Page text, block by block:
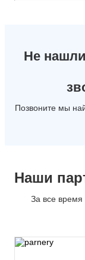
Не
Позвоните мы
Наши
За все